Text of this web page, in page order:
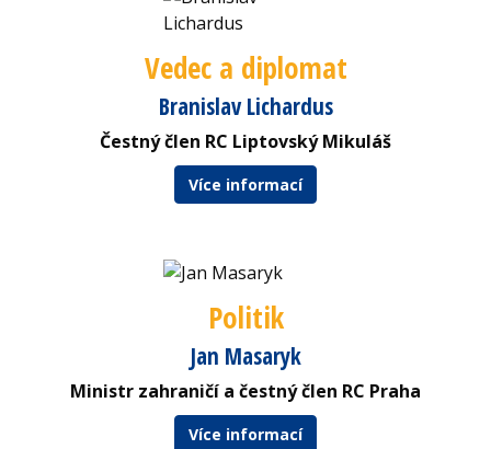
Vedec a diplomat
Branislav Lichardus
Čestný člen RC Liptovský Mikuláš
Více informací
Politik
Jan Masaryk
Ministr zahraničí a čestný člen RC Praha
Více informací